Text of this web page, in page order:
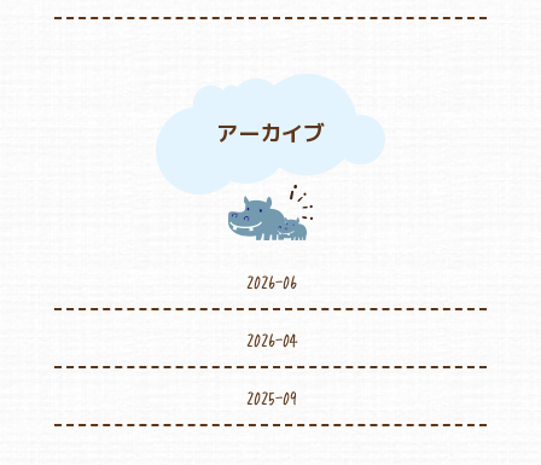
アーカイブ
2026-06
2026-04
2025-09